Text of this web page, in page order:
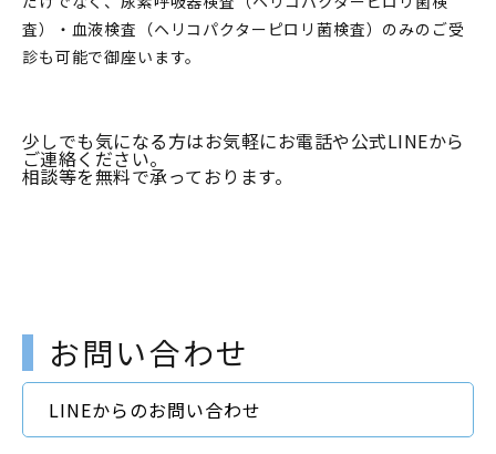
査）・血液検査（ヘリコパクターピロリ菌検査）のみのご受
診も可能で御座います。
少しでも気になる方はお気軽にお電話や公式LINEから
ご連絡ください。
相談等を無料で承っております。
お問い合わせ
LINEからのお問い合わせ